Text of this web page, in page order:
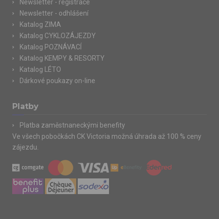
Newsletter - registrace
Newsletter - odhlášení
Katalog ZIMA
Katalog CYKLOZÁJEZDY
Katalog POZNÁVACÍ
Katalog KEMPY & RESORTY
Katalog LÉTO
Dárkové poukazy on-line
Platby
Platba zaměstnaneckými benefity
Ve všech pobočkách CK Victoria možná úhrada až 100 % ceny
zájezdu.